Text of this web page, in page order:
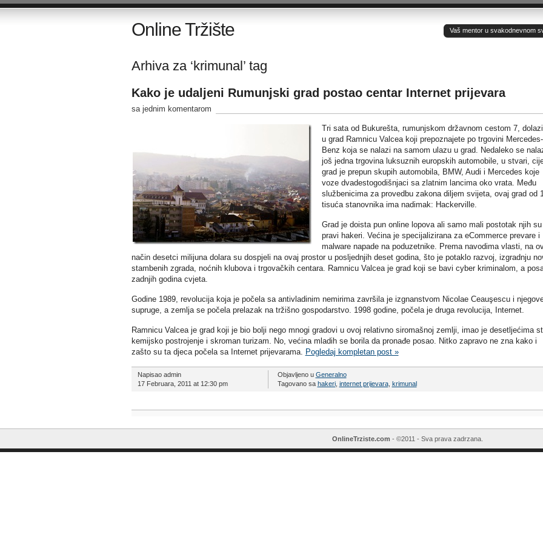
Online Tržište Vaš mentor u svakodnevnom
Arhiva za ‘krimunal’ tag
Kako je udaljeni Rumunjski grad postao centar Internet prijevara
sa jednim komentarom
Tri sata od Bukurešta, rumunjskom državnom cestom 7,
u grad Ramnicu Valcea koji prepoznajete po trgovini Mercedes-
Benz koja se nalazi na samom ulazu u grad. Nedaleko se
još jedna trgovina luksuznih europskih automobile, u stvari,
grad je prepun skupih automobila, BMW, Audi i Mercedes koje
voze dvadestogodišnjaci sa zlatnim lancima oko vrata. Među
službenicima za provedbu zakona diljem svijeta, ovaj grad od
tisuća stanovnika ima nadimak: Hackerville.
Grad je doista pun online lopova ali samo mali postotak njih su
pravi hakeri. Većina je specijalizirana za eCommerce prevare i
malware napade na poduzetnike. Prema navodima vlasti, na
način desetci milijuna dolara su dospjeli na ovaj prostor u posljednjih deset godina, što je potaklo razvoj, izgradnju
stambenih zgrada, noćnih klubova i trgovačkih centara. Ramnicu Valcea je grad koji se bavi cyber kriminalom, a
zadnjih godina cvjeta.
Godine 1989, revolucija koja je počela sa antivladinim nemirima završila je izgnanstvom Nicolae Ceauşescu i
supruge, a zemlja se počela prelazak na tržišno gospodarstvo. 1998 godine, počela je druga revolucija, Internet.
Ramnicu Valcea je grad koji je bio bolji nego mnogi gradovi u ovoj relativno siromašnoj zemlji, imao je desetljećima
kemijsko postrojenje i skroman turizam. No, većina mladih se borila da pronađe posao. Nitko zapravo ne zna kako i
zašto su ta djeca počela sa Internet prijevarama. Pogledaj kompletan post »
Napisao admin
17 Februara, 2011 at 12:30 pm
Objavljeno u Generalno
Tagovano sa hakeri, internet prijevara, krimunal
OnlineTrziste.com - ©2011 - Sva prava zadrzana.